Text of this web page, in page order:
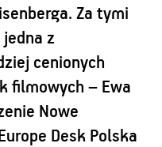
Za tymi
z
cenionych
filmowych – Ewa
Nowe
Desk Polska